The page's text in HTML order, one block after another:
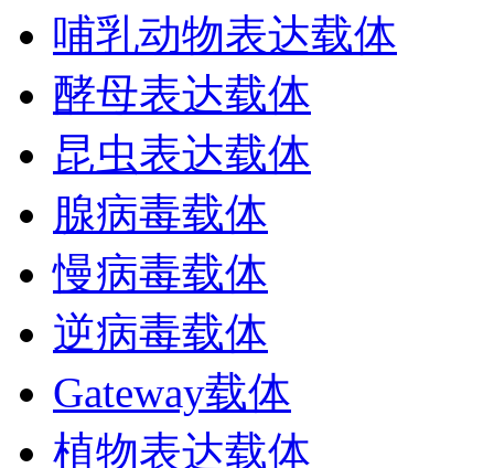
哺乳动物表达载体
酵母表达载体
昆虫表达载体
腺病毒载体
慢病毒载体
逆病毒载体
Gateway载体
植物表达载体